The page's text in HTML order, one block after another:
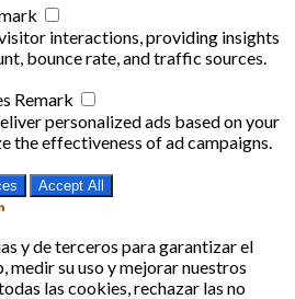
interactions, providing insights
bounce rate, and traffic sources.
Remark
personalized ads based on your
the effectiveness of ad campaigns.
Accept All
y de terceros para garantizar el
medir su uso y mejorar nuestros
las cookies, rechazar las no